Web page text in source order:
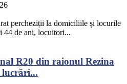
percheziții la domiciliile și locurile
44 de ani, locuitori...
R20 din raionul Rezina